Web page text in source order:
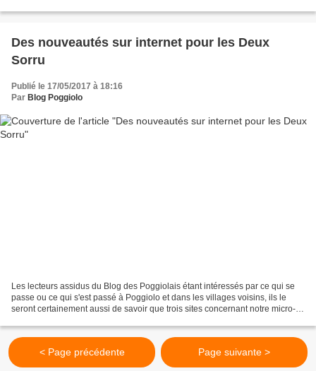
Des nouveautés sur internet pour les Deux
Sorru
Publié le 17/05/2017 à 18:16
Par Blog Poggiolo
Les lecteurs assidus du Blog des Poggiolais étant intéressés par ce qui se
passe ou ce qui s'est passé à Poggiolo et dans les villages voisins, ils le
seront certainement aussi de savoir que trois sites concernant notre micro-
< Page précédente Page suivante >